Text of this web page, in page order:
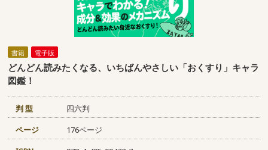
書籍 電子版
どんどん読みたくなる、いちばんやさしい「おくすり」キャラ
図鑑！
判 型
四六判
ページ
176ページ